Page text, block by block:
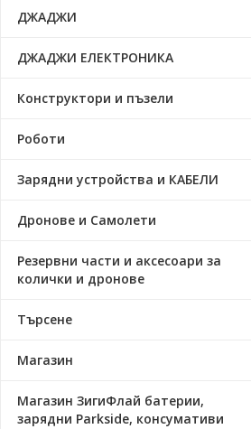
ДЖАДЖИ
ДЖАДЖИ ЕЛЕКТРОНИКА
Конструктори и пъзели
Роботи
Зарядни устройства и КАБЕЛИ
Дронове и Самолети
Резервни части и аксесоари за
колички и дронове
Търсене
Магазин
Магазин ЗигиФлай батерии,
зарядни Parkside, консумативи